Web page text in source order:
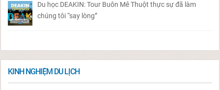
Du học DEAKIN: Tour Buôn Mê Thuột thực sự đã làm
chúng tôi “say lòng”
KINH NGHIỆM DU LỊCH